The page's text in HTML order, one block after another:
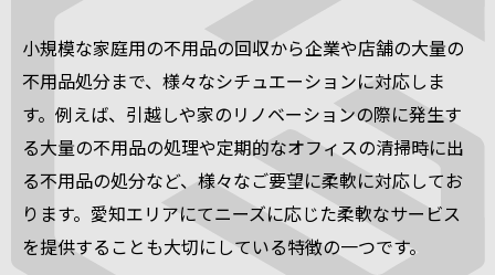
小規模な家庭用の不用品の回収から企業や店舗の大量の
不用品処分まで、様々なシチュエーションに対応しま
す。例えば、引越しや家のリノベーションの際に発生す
る大量の不用品の処理や定期的なオフィスの清掃時に出
る不用品の処分など、様々なご要望に柔軟に対応してお
ります。愛知エリアにてニーズに応じた柔軟なサービス
を提供することも大切にしている特徴の一つです。